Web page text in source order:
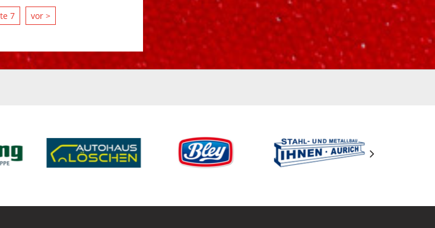
7 vor >